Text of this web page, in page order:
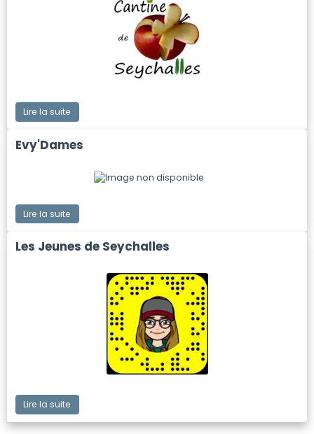
Lire la suite
Evy'Dames
Lire la suite
Les Jeunes de Seychalles
Lire la suite